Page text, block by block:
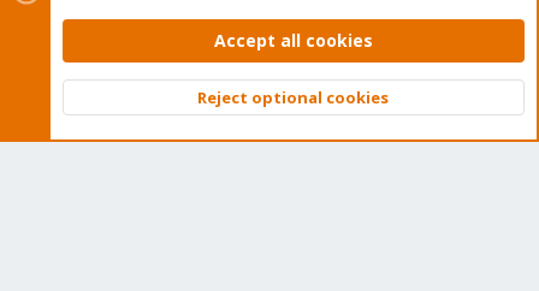
Contact us
Terms and rules Privacy policy Help Home
Community platform by XenForo © 2010-2026 XenForo Ltd.
Top
Accept all cookies
Reject optional cookies